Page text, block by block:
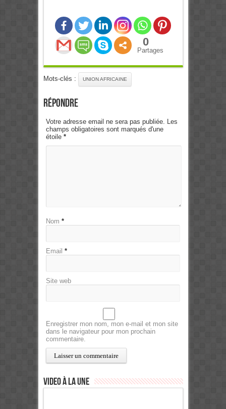
0
Partages
Mots-clés : UNION AFRICAINE
Répondre
Votre adresse email ne sera pas publiée. Les
champs obligatoires sont marqués d'une
étoile *
Nom *
Email *
Site web
Enregistrer mon nom, mon e-mail et mon site
dans le navigateur pour mon prochain
commentaire.
Video à la Une